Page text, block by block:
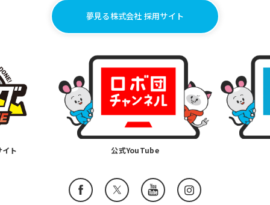
夢見る株式会社 採用サイト
ト 公式YouTube